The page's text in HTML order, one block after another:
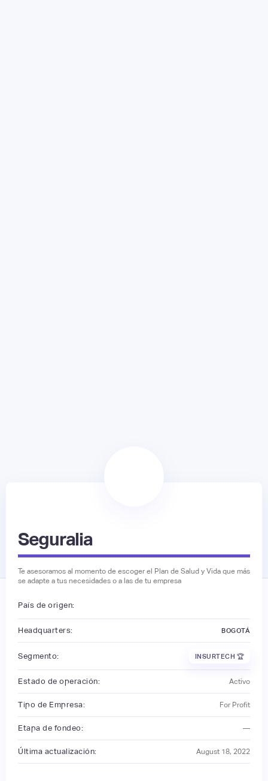
Seguralia
Te asesoramos al momento de escoger el Plan de Salud y Vida que más
se adapte a tus necesidades o a las de tu empresa
País de origen:
Headquarters: BOGOTÁ
Segmento: INSURTECH 🏆
Estado de operación: Activo
Tipo de Empresa: For Profit
Etapa de fondeo: —
Última actualización: August 18, 2022